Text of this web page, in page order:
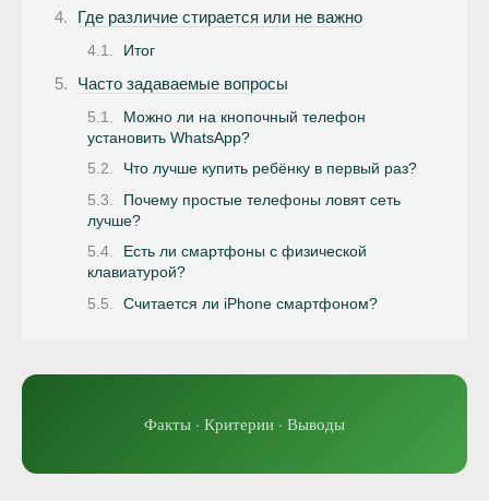
Где различие стирается или не важно
Итог
Часто задаваемые вопросы
Можно ли на кнопочный телефон
установить WhatsApp?
Что лучше купить ребёнку в первый раз?
Почему простые телефоны ловят сеть
лучше?
Есть ли смартфоны с физической
клавиатурой?
Считается ли iPhone смартфоном?
Факты · Критерии · Выводы